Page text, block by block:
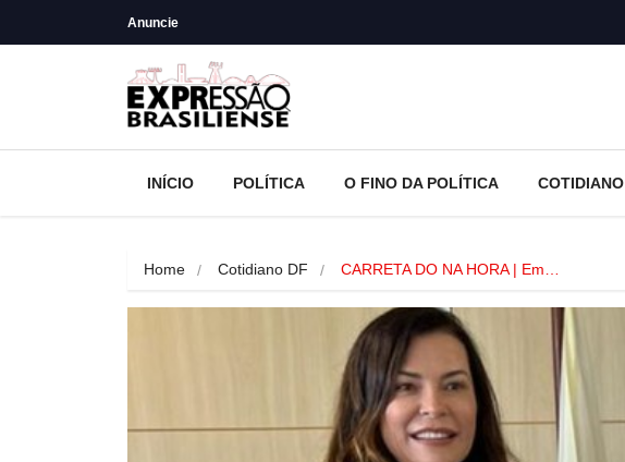
Anuncie
INÍCIO POLÍTICA O FINO DA POLÍTICA COTIDIANO
Home Cotidiano DF CARRETA DO NA HORA | Em…